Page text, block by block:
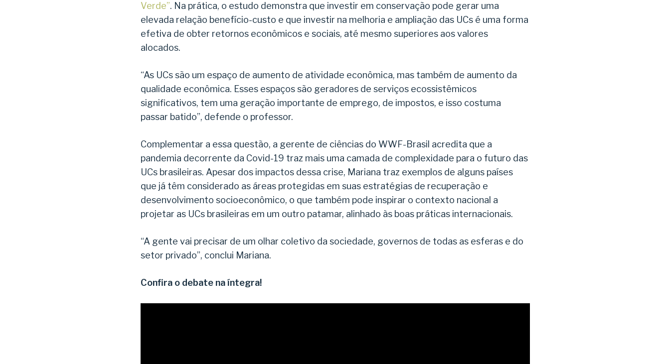
Verde”. Na prática, o estudo demonstra que investir em conservação pode gerar uma
elevada relação benefício-custo e que investir na melhoria e ampliação das UCs é uma forma
efetiva de obter retornos econômicos e sociais, até mesmo superiores aos valores
alocados.
“As UCs são um espaço de aumento de atividade econômica, mas também de aumento da
qualidade econômica. Esses espaços são geradores de serviços ecossistêmicos
significativos, tem uma geração importante de emprego, de impostos, e isso costuma
passar batido”, defende o professor.
Complementar a essa questão, a gerente de ciências do WWF-Brasil acredita que a
pandemia decorrente da Covid-19 traz mais uma camada de complexidade para o futuro das
UCs brasileiras. Apesar dos impactos dessa crise, Mariana traz exemplos de alguns países
que já têm considerado as áreas protegidas em suas estratégias de recuperação e
desenvolvimento socioeconômico, o que também pode inspirar o contexto nacional a
projetar as UCs brasileiras em um outro patamar, alinhado às boas práticas internacionais.
“A gente vai precisar de um olhar coletivo da sociedade, governos de todas as esferas e do
setor privado”, conclui Mariana.
Confira o debate na íntegra!